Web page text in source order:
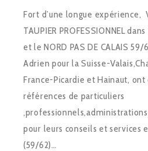
Fort d’une longue expérience,
TAUPIER PROFESSIONNEL
et le NORD PAS DE CALAIS 59/
Adrien pour la Suisse-
France-Picardie et Hainaut,
références de particuliers
pour leurs conseils et services
(59/62)…